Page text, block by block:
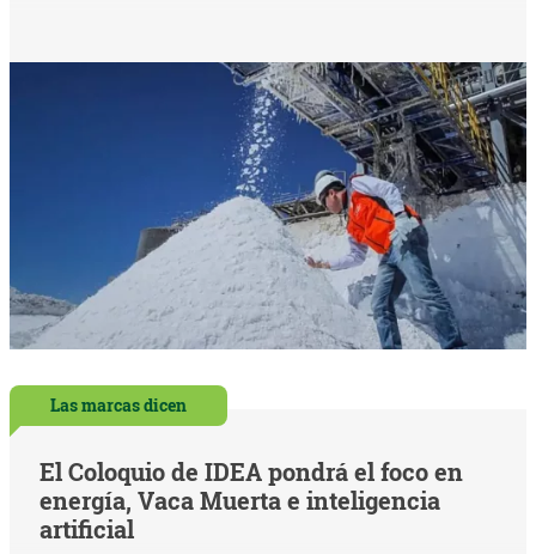
Las marcas dicen
El Coloquio de IDEA pondrá el foco en
energía, Vaca Muerta e inteligencia
artificial